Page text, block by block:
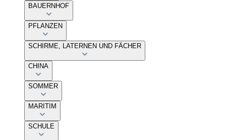
BAUERNHOF
PFLANZEN
SCHIRME, LATERNEN UND FÄCHER
CHINA
SOMMER
MARITIM
SCHULE